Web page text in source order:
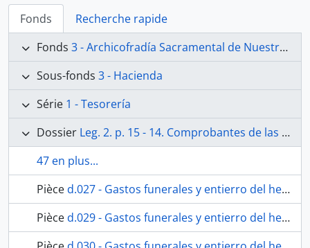
Fonds
Recherche rapide
Fonds 3 - Archicofradía Sacramental de Nuestra Señora de los Dolores
Sous-fonds 3 - Hacienda
Série 1 - Tesorería
Dossier Leg. 2. p. 15 - 14. Comprobantes de las cuentas generales de Abril de 1847 a 31 de Marzo de 1851. Sentadas en el libro 1º. Existe además una cuenta total en la carpeta respectiva. No existen comprobantes de las cuentas generales de 1º de Abril 51 al 30 de Marzo 1853, sentadas en el libro 1º. Existe en carpeta, de gastos de culto, cuenta de 1847 al 51.
47 en plus...
Pièced.027 - Gastos funerales y entierro del hermano y Presbíero Guillermo Moreno y Galindo.
Pièced.029 - Gastos funerales y entierro del hermano José Francisco Rubio.